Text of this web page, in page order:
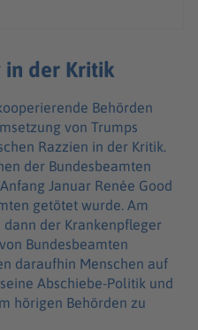
in der Kritik
Behörden
von Trumps
Razzien in der Kritik.
der Bundesbeamten
Januar Renée Good
getötet wurde. Am
der Krankenpfleger
Bundesbeamten
daraufhin Menschen auf
Abschiebe-Politik und
hörigen Behörden zu